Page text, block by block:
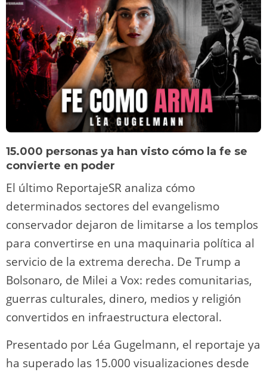
15.000 personas ya han visto cómo la fe se
convierte en poder
El último ReportajeSR analiza cómo
determinados sectores del evangelismo
conservador dejaron de limitarse a los templos
para convertirse en una maquinaria política al
servicio de la extrema derecha. De Trump a
Bolsonaro, de Milei a Vox: redes comunitarias,
guerras culturales, dinero, medios y religión
convertidos en infraestructura electoral.
Presentado por Léa Gugelmann, el reportaje ya
ha superado las 15.000 visualizaciones desde